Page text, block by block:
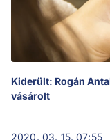
Kiderült: Rogán
vásárolt
2020. 03. 15. 07:55